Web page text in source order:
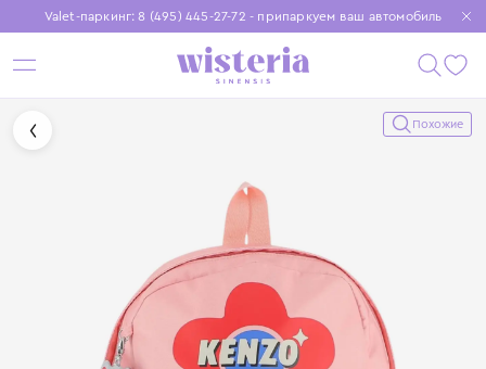
Valet-паркинг: 8 (495) 445-27-72 - припаркуем ваш автомобиль
Бесплатная доставка при заказе от 15 000 ₽
Установите приложение, чтобы покупки были еще удобнее
Похожие